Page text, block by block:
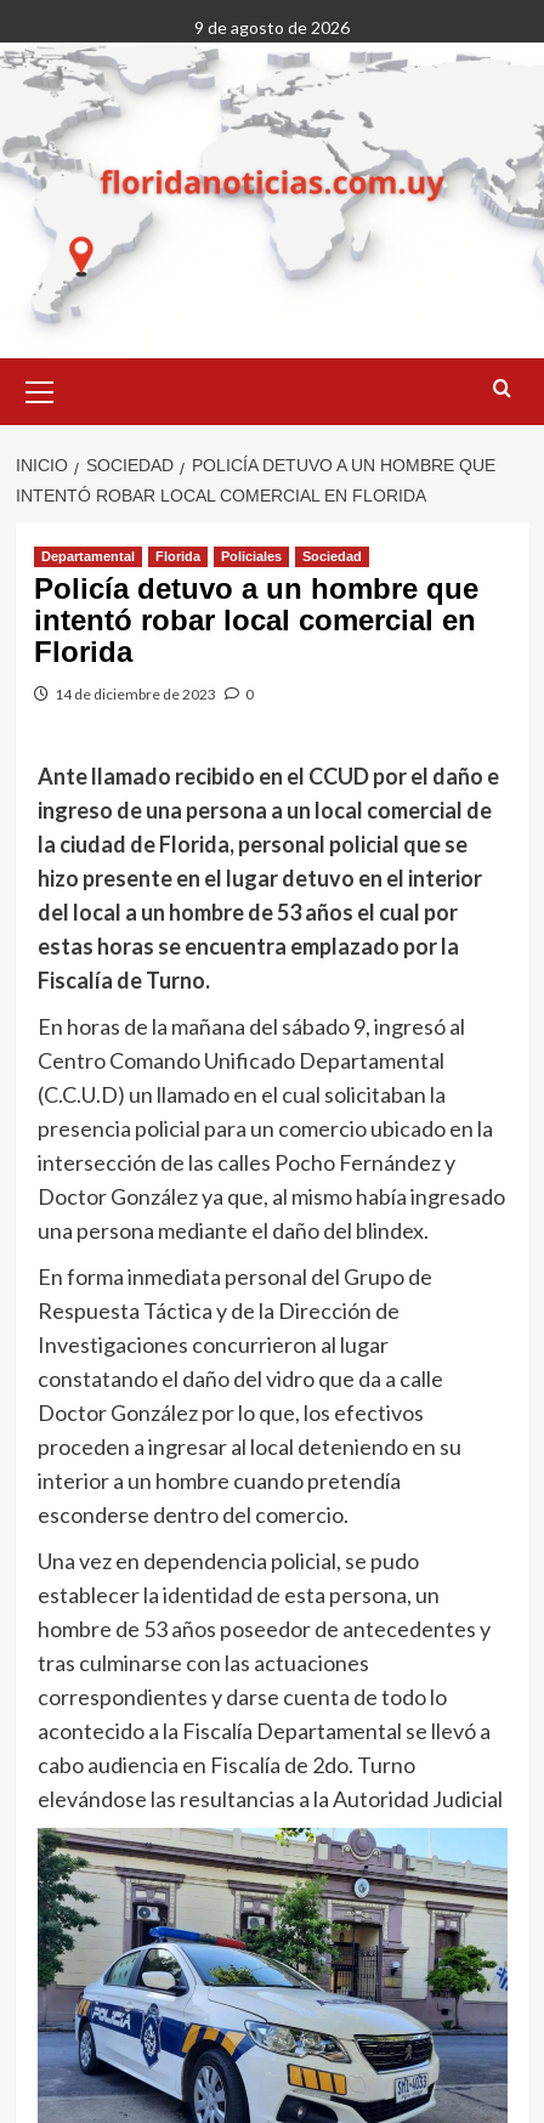
al
contenido
9 de agosto de 2026
primario
INICIO SOCIEDAD
POLICÍA DETUVO A UN HOMBRE QUE
INTENTÓ ROBAR LOCAL COMERCIAL EN FLORIDA
Departamental Florida Policiales Sociedad
Policía detuvo a un hombre que
intentó robar local comercial en
Florida
14 de diciembre de 2023 0
Ante llamado recibido en el CCUD por el daño e
ingreso de una persona a un local comercial de
la ciudad de Florida, personal policial que se
hizo presente en el lugar detuvo en el interior
del local a un hombre de 53 años el cual por
estas horas se encuentra emplazado por la
Fiscalía de Turno.
En horas de la mañana del sábado 9, ingresó al
Centro Comando Unificado Departamental
(C.C.U.D) un llamado en el cual solicitaban la
presencia policial para un comercio ubicado en la
intersección de las calles Pocho Fernández y
Doctor González ya que, al mismo había ingresado
una persona mediante el daño del blindex.
En forma inmediata personal del Grupo de
Respuesta Táctica y de la Dirección de
Investigaciones concurrieron al lugar
constatando el daño del vidro que da a calle
Doctor González por lo que, los efectivos
proceden a ingresar al local deteniendo en su
interior a un hombre cuando pretendía
esconderse dentro del comercio.
Una vez en dependencia policial, se pudo
establecer la identidad de esta persona, un
hombre de 53 años poseedor de antecedentes y
tras culminarse con las actuaciones
correspondientes y darse cuenta de todo lo
acontecido a la Fiscalía Departamental se llevó a
cabo audiencia en Fiscalía de 2do. Turno
elevándose las resultancias a la Autoridad Judicial